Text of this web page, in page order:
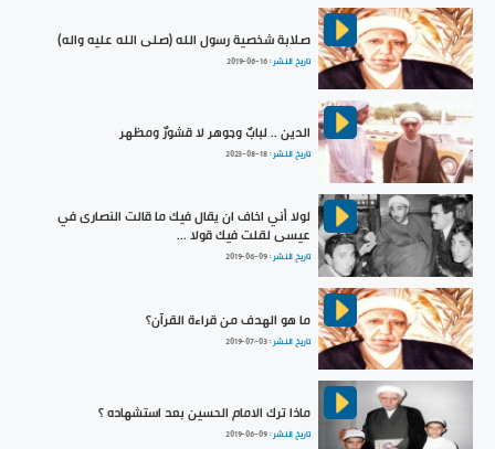
صلابة شخصية رسول الله (صلى الله عليه واله)
تاريخ النشر :2019-06-16
الدين .. لبابٌ وجوهر لا قشورٌ ومظهر
تاريخ النشر :2023-08-18
لولا أني اخاف ان يقال فيك ما قالت النصارى في
عيسى لقلت فيك قولا ...
تاريخ النشر :2019-06-09
ما هو الهدف من قراءة القرآن؟
تاريخ النشر :2019-07-03
ماذا ترك الامام الحسين بعد استشهاده ؟
تاريخ النشر :2019-06-09